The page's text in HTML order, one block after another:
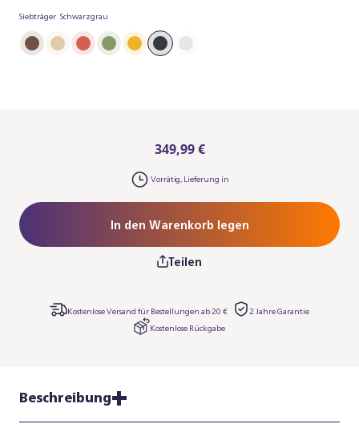
Siebträger Schwarzgrau
349,99 €
Vorrätig, Lieferung in
In den Warenkorb legen
Teilen
Kostenlose Versand für Bestellungen ab 20 €
2 Jahre Garantie
Kostenlose Rückgabe
Beschreibung